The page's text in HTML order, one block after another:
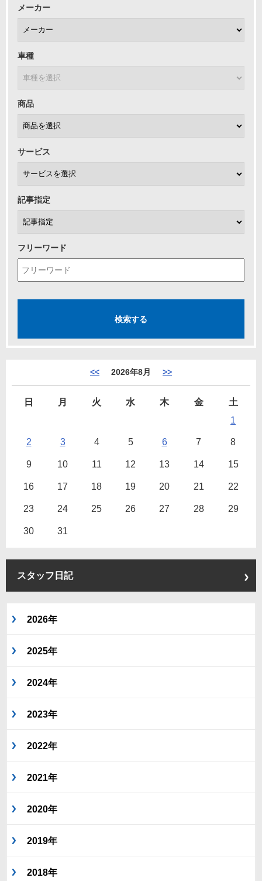
メーカー
車種
商品
サービス
記事指定
フリーワード
<< 2026年8月 >>
日 月 火 水 木 金
土
1
2 3 4 5 6 7 8
9 10 11 12 13 14 15
16 17 18 19 20 21 22
23 24 25 26 27 28 29
30 31
スタッフ日記
2026年
2025年
2024年
2023年
2022年
2021年
2020年
2019年
2018年